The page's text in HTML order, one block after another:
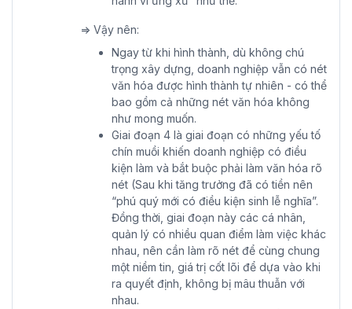
=> Vậy nên:
Ngay từ khi hình thành, dù không chú
trọng xây dựng, doanh nghiệp vẫn có nét
văn hóa được hình thành tự nhiên - có thể
bao gồm cả những nét văn hóa không
như mong muốn.
Giai đoạn 4 là giai đoạn có những yếu tố
chín muồi khiến doanh nghiệp có điều
kiện làm và bắt buộc phải làm văn hóa rõ
nét (Sau khi tăng trưởng đã có tiền nên
“phú quý mới có điều kiện sinh lễ nghĩa”.
Đồng thời, giai đoạn này các cá nhân,
quản lý có nhiều quan điểm làm việc khác
nhau, nên cần làm rõ nét để cùng chung
một niềm tin, giá trị cốt lõi để dựa vào khi
ra quyết định, không bị mâu thuẫn với
nhau.